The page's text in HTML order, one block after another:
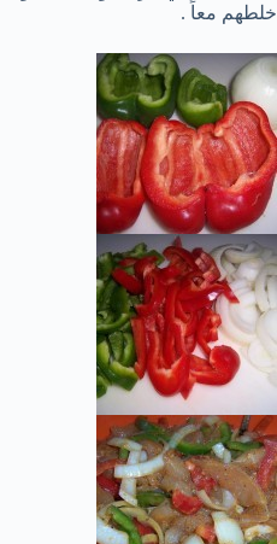
خلطهم معاً .